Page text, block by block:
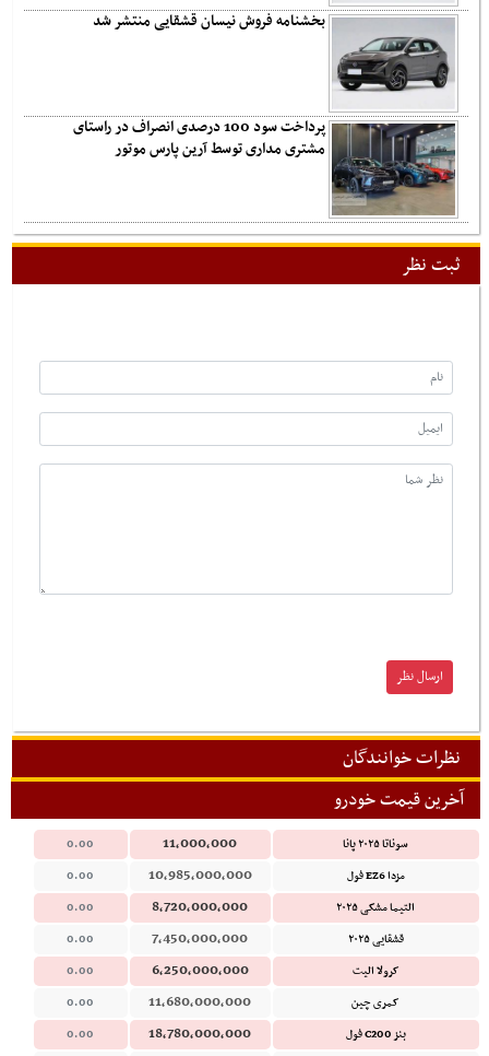
بخشنامه فروش نیسان قشقایی منتشر شد
پرداخت سود 100 درصدی انصراف در راستای
مشتری مداری توسط آرین پارس موتور
ثبت نظر
نظرات خوانندگان
آخرین قیمت خودرو
سوناتا ۲۰۲۵ پانا 11,000,000
0.00
مزدا EZ6 فول
10,985,000,000
0.00
التیما مشکی ۲۰۲۵
8,720,000,000
0.00
قشقایی ۲۰۲۵
7,450,000,000
0.00
کرولا الیت
6,250,000,000
0.00
کمری چین
11,680,000,000
0.00
بنز C200 فول
18,780,000,000
0.00